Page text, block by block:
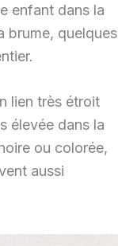
enfant dans la
brume, quelques
lien très étroit
élevée dans la
ou colorée,
aussi